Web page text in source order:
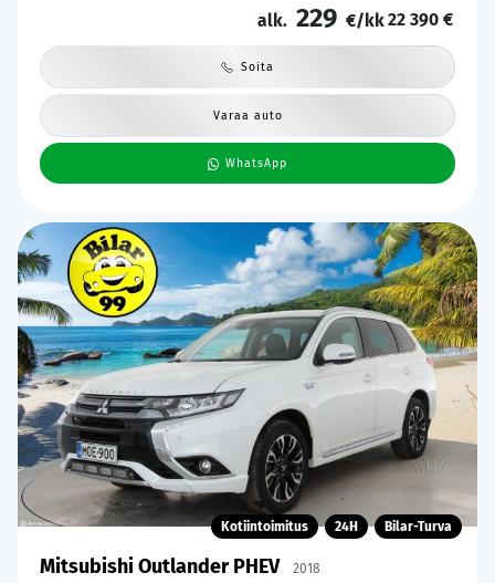
alk. 229 €/kk22 390 €
Soita
Varaa auto
WhatsApp
Kotiintoimitus 24H Bilar-Turva
Mitsubishi Outlander PHEV 2018